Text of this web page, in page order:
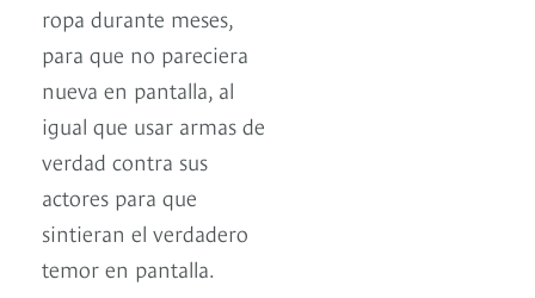
ropa durante meses,
para que no pareciera
nueva en pantalla, al
igual que usar armas de
verdad contra sus
actores para que
sintieran el verdadero
temor en pantalla.